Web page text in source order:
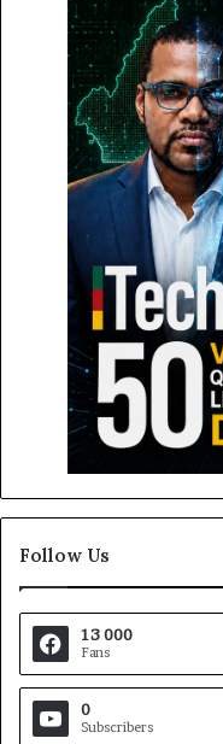
Follow Us
13 000
Fans
0
Subscribers